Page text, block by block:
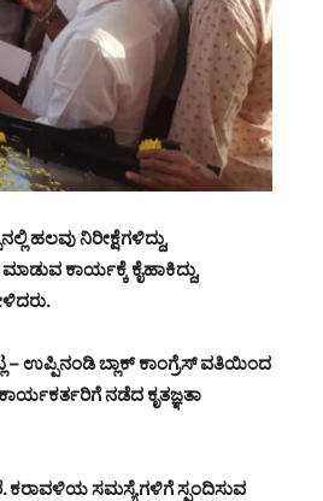
ಹಲವು ನಿರೀಕ್ಷೆಗಳಿದ್ದು,
ಕಾರ್ಯಕ್ಕೆ ಕೈಹಾಕಿದ್ದು,
ಉಪ್ಪಿನಂಡಿ ಬ್ಲಾಕ್ ಕಾಂಗ್ರೆಸ್ ವತಿಯಿಂದ
ನಡೆದ ಕೃತಜ್ಞತಾ
ಕರಾವಳಿಯ ಸಮಸ್ಯೆಗಳಿಗೆ ಸ್ಪಂದಿಸುವ